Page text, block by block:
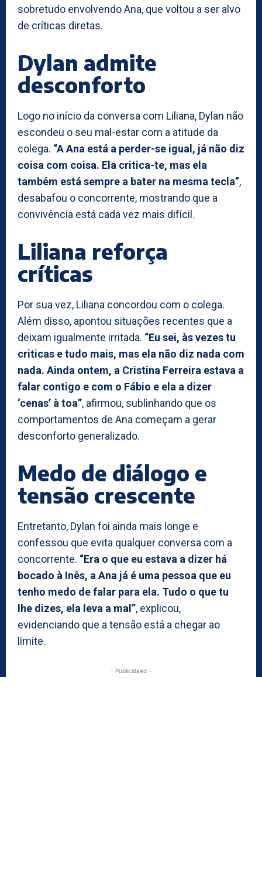
sobretudo envolvendo Ana, que voltou a ser alvo
de críticas diretas.
Dylan admite
desconforto
Logo no início da conversa com Liliana, Dylan não
escondeu o seu mal-estar com a atitude da
colega. “A Ana está a perder-se igual, já não diz
coisa com coisa. Ela critica-te, mas ela
também está sempre a bater na mesma tecla”,
desabafou o concorrente, mostrando que a
convivência está cada vez mais difícil.
Liliana reforça
críticas
Por sua vez, Liliana concordou com o colega.
Além disso, apontou situações recentes que a
deixam igualmente irritada. “Eu sei, às vezes tu
criticas e tudo mais, mas ela não diz nada com
nada. Ainda ontem, a Cristina Ferreira estava a
falar contigo e com o Fábio e ela a dizer
‘cenas’ à toa”, afirmou, sublinhando que os
comportamentos de Ana começam a gerar
desconforto generalizado.
Medo de diálogo e
tensão crescente
Entretanto, Dylan foi ainda mais longe e
confessou que evita qualquer conversa com a
concorrente. “Era o que eu estava a dizer há
bocado à Inês, a Ana já é uma pessoa que eu
tenho medo de falar para ela. Tudo o que tu
lhe dizes, ela leva a mal”, explicou,
evidenciando que a tensão está a chegar ao
limite.
- Publicidaed -